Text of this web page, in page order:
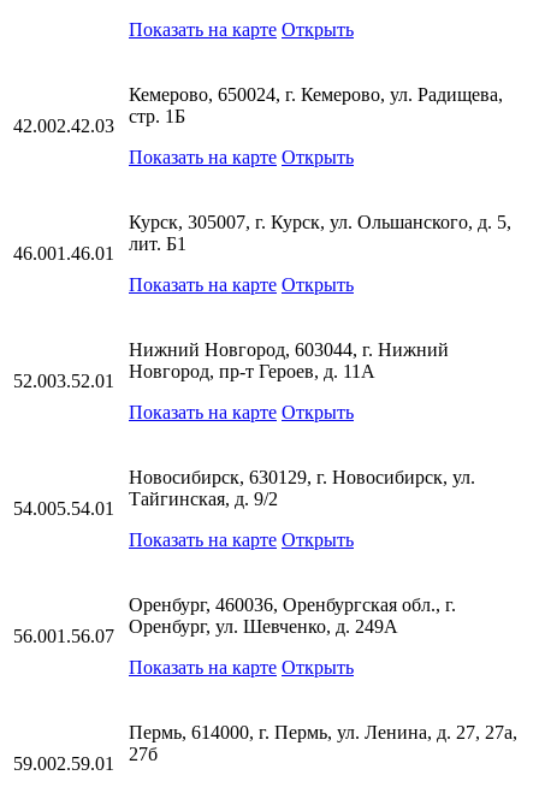
Показать на карте Открыть
42.002.42.03
Кемерово, 650024, г. Кемерово, ул. Радищева,
стр. 1Б
Показать на карте Открыть
46.001.46.01
Курск, 305007, г. Курск, ул. Ольшанского, д. 5,
лит. Б1
Показать на карте Открыть
52.003.52.01
Нижний Новгород, 603044, г. Нижний
Новгород, пр-т Героев, д. 11А
Показать на карте Открыть
54.005.54.01
Новосибирск, 630129, г. Новосибирск, ул.
Тайгинская, д. 9/2
Показать на карте Открыть
56.001.56.07
Оренбург, 460036, Оренбургская обл., г.
Оренбург, ул. Шевченко, д. 249А
Показать на карте Открыть
59.002.59.01
Пермь, 614000, г. Пермь, ул. Ленина, д. 27, 27а,
27б